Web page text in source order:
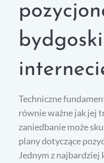
Techniczne
równie ważne jak jej
zaniedbanie może
plany dotyczące
Jednym z